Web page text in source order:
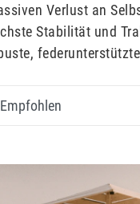
Verlust an
Stabilität und